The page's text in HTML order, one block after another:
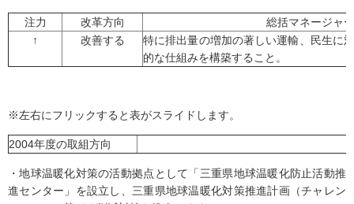
注力 改革方向
総括マネージャ
↑
改善する
特に排出量の増加の著しい運輸、民生に
的な仕組みを構築すること。
※左右にフリックすると表がスライドします。
2004年度の取組方向
・地球温暖化対策の活動拠点として「三重県地球温暖化防止活動推
進センター」を設立し、三重県地球温暖化対策推進計画（チャレン